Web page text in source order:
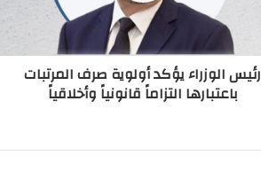
رئيس الوزراء يؤكد أولوية صرف المرتبات
باعتبارها التزاماً قانونياً وأخلاقياً